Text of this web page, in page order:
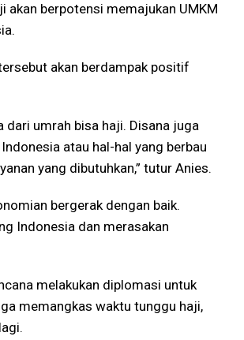
akan berpotensi memajukan UMKM
akan berdampak positif
dari umrah bisa haji. Disana juga
atau hal-hal yang berbau
yang dibutuhkan,” tutur Anies.
bergerak dengan baik.
Indonesia dan merasakan
melakukan diplomasi untuk
memangkas waktu tunggu haji,